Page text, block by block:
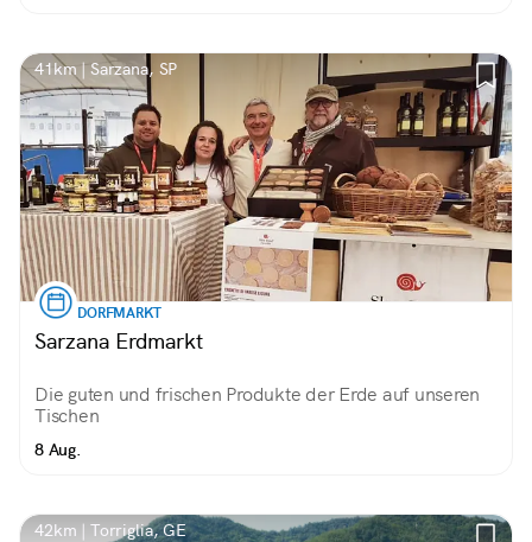
41km | Sarzana, SP
DORFMARKT
Sarzana Erdmarkt
Die guten und frischen Produkte der Erde auf unseren
Tischen
8 Aug.
42km | Torriglia, GE